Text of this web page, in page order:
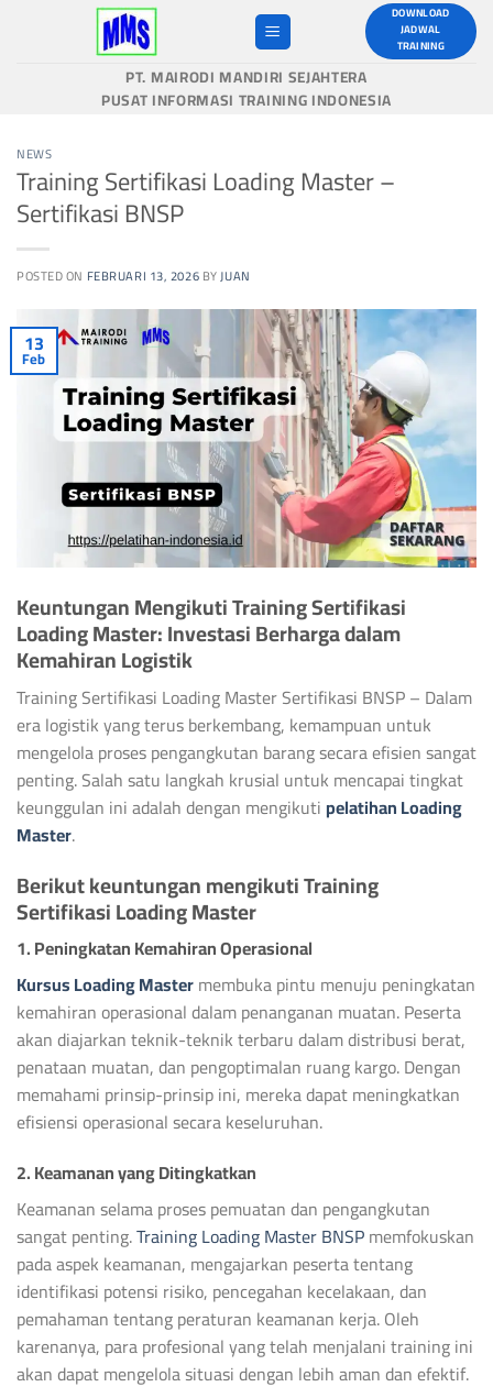
DOWNLOAD
JADWAL
TRAINING
PT. MAIRODI MANDIRI SEJAHTERA
PUSAT INFORMASI TRAINING INDONESIA
NEWS
Training Sertifikasi Loading Master –
Sertifikasi BNSP
POSTED ON FEBRUARI 13, 2026BYJUAN
13
Feb
Keuntungan Mengikuti Training Sertifikasi
Loading Master: Investasi Berharga dalam
Kemahiran Logistik
Training Sertifikasi Loading Master Sertifikasi BNSP – Dalam
era logistik yang terus berkembang, kemampuan untuk
mengelola proses pengangkutan barang secara efisien sangat
penting. Salah satu langkah krusial untuk mencapai tingkat
keunggulan ini adalah dengan mengikuti pelatihan Loading
Master.
Berikut keuntungan mengikuti Training
Sertifikasi Loading Master
1. Peningkatan Kemahiran Operasional
Kursus Loading Mastermembuka pintu menuju peningkatan
kemahiran operasional dalam penanganan muatan. Peserta
akan diajarkan teknik-teknik terbaru dalam distribusi berat,
penataan muatan, dan pengoptimalan ruang kargo. Dengan
memahami prinsip-prinsip ini, mereka dapat meningkatkan
efisiensi operasional secara keseluruhan.
2. Keamanan yang Ditingkatkan
Keamanan selama proses pemuatan dan pengangkutan
sangat penting.Training Loading Master BNSPmemfokuskan
pada aspek keamanan, mengajarkan peserta tentang
identifikasi potensi risiko, pencegahan kecelakaan, dan
pemahaman tentang peraturan keamanan kerja. Oleh
karenanya, para profesional yang telah menjalani training ini
akan dapat mengelola situasi dengan lebih aman dan efektif.